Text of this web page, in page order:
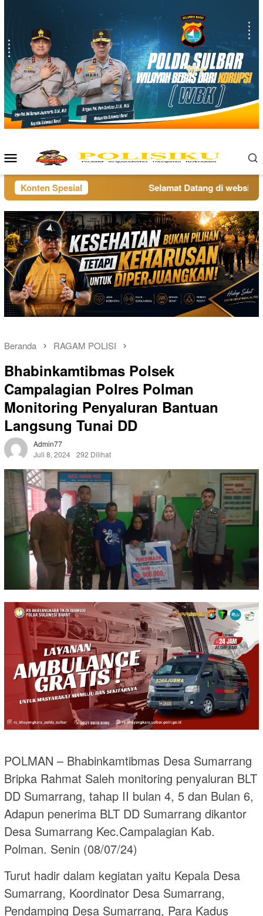
Menu
Mobile
Konten Spesial Selamat Datang di website
Beranda RAGAM POLISI
Bhabinkamtibmas Polsek
Campalagian Polres Polman
Monitoring Penyaluran Bantuan
Langsung Tunai DD
Admin77
Juli 8, 2024 292 Dilihat
POLMAN – Bhabinkamtibmas Desa Sumarrang
Bripka Rahmat Saleh monitoring penyaluran BLT
DD Sumarrang, tahap II bulan 4, 5 dan Bulan 6,
Adapun penerima BLT DD Sumarrang dikantor
Desa Sumarrang Kec.Campalagian Kab.
Polman. Senin (08/07/24)
Turut hadir dalam kegiatan yaitu Kepala Desa
Sumarrang, Koordinator Desa Sumarrang,
Pendamping Desa Sumarrang, Para Kadus